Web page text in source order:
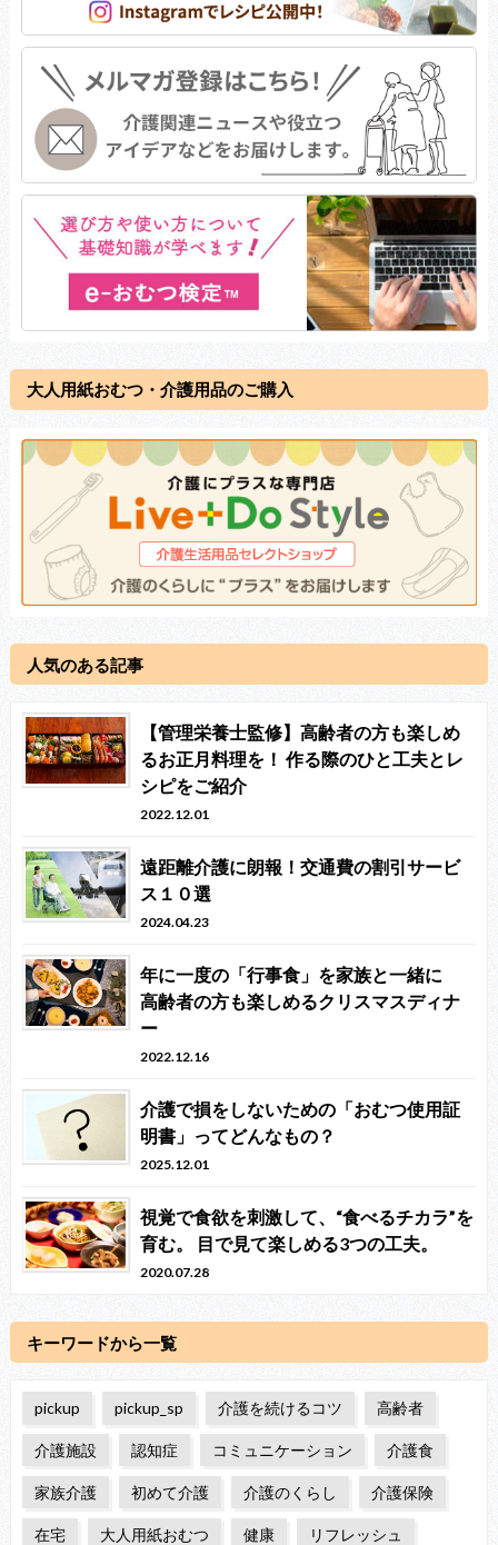
大人用紙おむつ・介護用品のご購入
人気のある記事
【管理栄養士監修】高齢者の方も楽しめ
るお正月料理を！ 作る際のひと工夫とレ
シピをご紹介
2022.12.01
遠距離介護に朗報！交通費の割引サービ
ス１０選
2024.04.23
年に一度の「行事食」を家族と一緒に
高齢者の方も楽しめるクリスマスディナ
ー
2022.12.16
介護で損をしないための「おむつ使用証
明書」ってどんなもの？
2025.12.01
視覚で食欲を刺激して、“食べるチカラ”を
育む。 目で見て楽しめる3つの工夫。
2020.07.28
キーワードから一覧
pickup pickup_sp 介護を続けるコツ 高齢者
介護施設 認知症 コミュニケーション 介護食
家族介護 初めて介護 介護のくらし 介護保険
在宅 大人用紙おむつ 健康 リフレッシュ